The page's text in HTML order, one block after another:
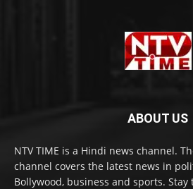
ABOUT US
NTV TIME is a Hindi news channel.
channel covers the latest news in
Bollywood, business and sports.